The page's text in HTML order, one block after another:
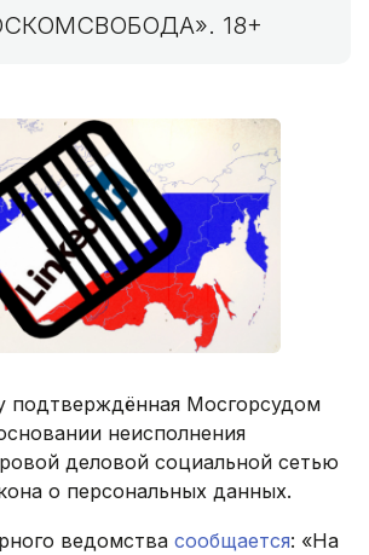
18+
подтверждённая Мосгорсудом
неисполнения
деловой социальной сетью
о персональных данных.
ведомства сообщается: «На